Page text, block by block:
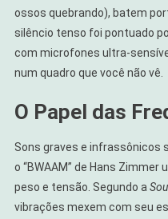
ossos quebrando), batem
silêncio tenso foi pontuado
com microfones ultra-
num quadro que você não vê.
O Papel das
Sons graves e infrassônicos
o “BWAAM” de Hans
peso e tensão. Segundo a
vibrações mexem com seu